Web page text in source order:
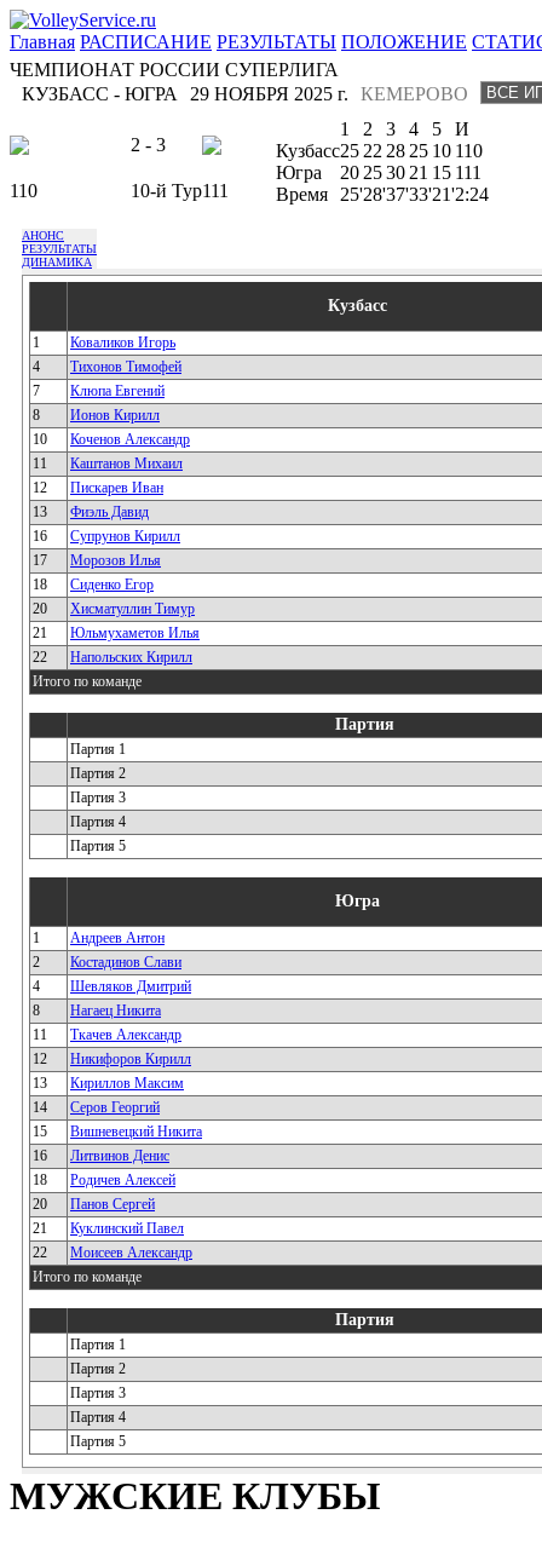
Главная РАСПИСАНИЕ РЕЗУЛЬТАТЫ ПОЛОЖЕНИЕ
ЧЕМПИОНАТ РОССИИ СУПЕРЛИГА
КУЗБАСС - ЮГРА
КЕМЕРОВО
29 НОЯБРЯ 2025 г.
2 - 3
110 10-й Тур111
1 2 3 4 5
И
Кузбасс25 22 28 25 10 110
Югра
20 2530 21 15 111
Время
25'28'37'33'21'2:24
АНОНС
РЕЗУЛЬТАТЫ
ДИНАМИКА
Кузбасс
1
Коваликов Игорь
4
Тихонов Тимофей
7
Клюпа Евгений
8
Ионов Кирилл
10
Коченов Александр
11
Каштанов Михаил
12
Пискарев Иван
13
Фиэль Давид
16
Супрунов Кирилл
17
Морозов Илья
18
Сиденко Егор
20
Хисматуллин Тимур
21
Юльмухаметов Илья
22
Напольских Кирилл
Итого по команде
Партия
Партия 1
Партия 2
Партия 3
Партия 4
Партия 5
Югра
1
Андреев Антон
2
Костадинов Слави
4
Шевляков Дмитрий
8
Нагаец Никита
11
Ткачев Александр
12
Никифоров Кирилл
13
Кириллов Максим
14
Серов Георгий
15
Вишневецкий Никита
16
Литвинов Денис
18
Родичев Алексей
20
Панов Сергей
21
Куклинский Павел
22
Моисеев Александр
Итого по команде
Партия
Партия 1
Партия 2
Партия 3
Партия 4
Партия 5
МУЖСКИЕ КЛУБЫ